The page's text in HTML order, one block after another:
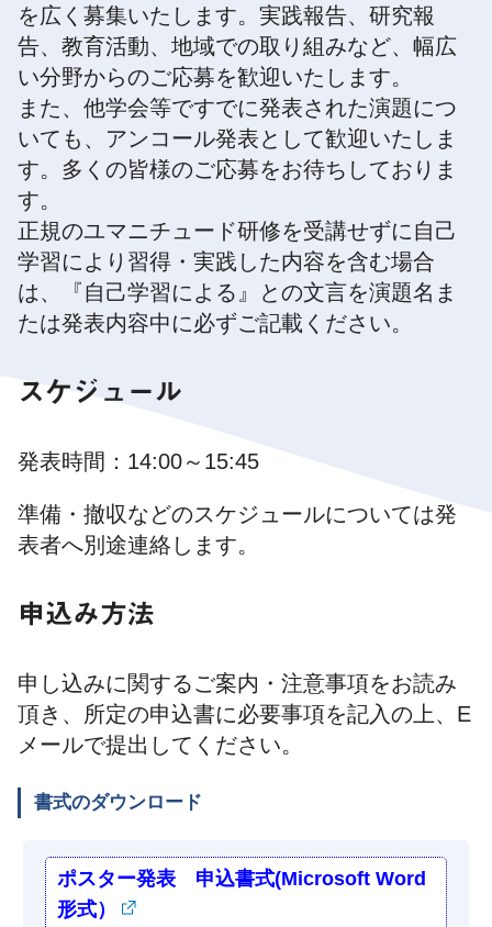
を広く募集いたします。実践報告、研究報
告、教育活動、地域での取り組みなど、幅広
い分野からのご応募を歓迎いたします。
また、他学会等ですでに発表された演題につ
いても、アンコール発表として歓迎いたしま
す。多くの皆様のご応募をお待ちしておりま
す。
正規のユマニチュード研修を受講せずに自己
学習により習得・実践した内容を含む場合
は、『自己学習による』との文言を演題名ま
たは発表内容中に必ずご記載ください。
スケジュール
発表時間：14:00～15:45
準備・撤収などのスケジュールについては発
表者へ別途連絡します。
申込み方法
申し込みに関するご案内・注意事項をお読み
頂き、所定の申込書に必要事項を記入の上、E
メールで提出してください。
書式のダウンロード
ポスター発表 申込書式(Microsoft Word
形式）